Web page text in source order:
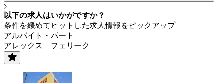
以下の求人はいかがですか？
条件を緩めてヒットした求人情報をピックアップ
アルバイト・パート
アレックス フェリーク